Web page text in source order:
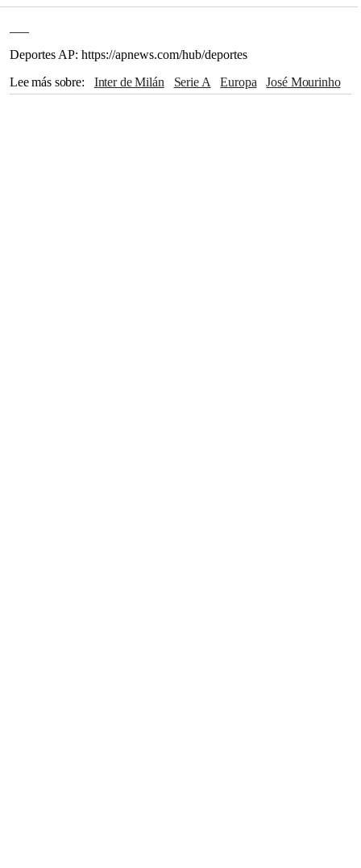
Deportes AP: https://apnews.com/hub/deportes
Lee más sobre
Inter de Milán Serie A Europa
José Mourinho